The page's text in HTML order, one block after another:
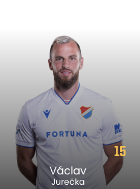
15
Václav
Jurečka